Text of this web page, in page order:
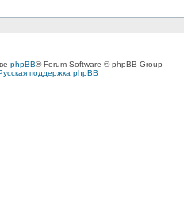
phpBB® Forum Software © phpBB Group
поддержка phpBB